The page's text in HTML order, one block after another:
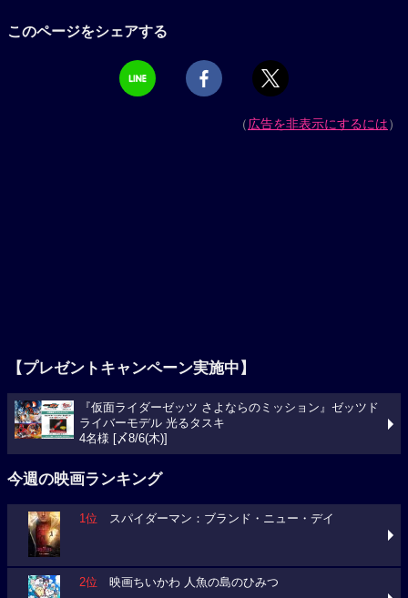
このページをシェアする
（広告を非表示にするには）
【プレゼントキャンペーン実施中】
『仮面ライダーゼッツ さよならのミッション』ゼッツド
ライバーモデル 光るタスキ
4名様 [〆8/6(木)]
今週の映画ランキング
1位 スパイダーマン：ブランド・ニュー・デイ
2位 映画ちいかわ 人魚の島のひみつ